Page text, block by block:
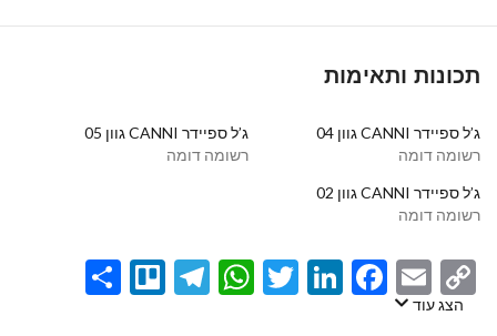
תכונות ותאימות
ג’ל ספיידר CANNI גוון 04
רשומה דומה
ג’ל ספיידר CANNI גוון 05
רשומה דומה
ג’ל ספיידר CANNI גוון 02
רשומה דומה
Copy
Link
Email
Facebook
LinkedIn
Twitter
WhatsApp
Telegram
Trello
הצג עוד